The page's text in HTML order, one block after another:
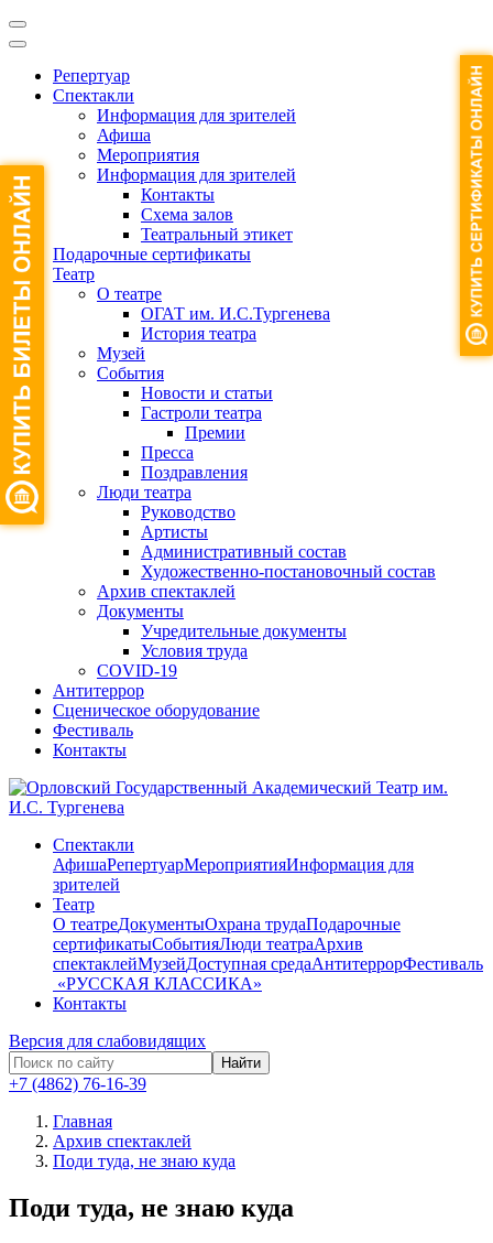
Репертуар
Спектакли
Информация для зрителей
Афиша
Мероприятия
Информация для зрителей
Контакты
Схема залов
Театральный этикет
Подарочные сертификаты
Театр
О театре
ОГАТ им. И.С.Тургенева
История театра
Музей
События
Новости и статьи
Гастроли театра
Премии
Пресса
Поздравления
Люди театра
Руководство
Артисты
Административный состав
Художественно-постановочный состав
Архив спектаклей
Документы
Учредительные документы
Условия труда
COVID-19
Антитеррор
Сценическое оборудование
Фестиваль
Контакты
Спектакли
АфишаРепертуарМероприятияИнформация для
зрителей
Театр
О театреДокументыОхрана трудаПодарочные
сертификатыСобытияЛюди театраАрхив
спектаклейМузейДоступная средаАнтитеррорФестиваль
​ «РУССКАЯ КЛАССИКА»
Контакты
Версия для слабовидящих
Найти
+7 (4862) 76-16-39
Главная
Архив спектаклей
Поди туда, не знаю куда
Поди туда, не знаю куда